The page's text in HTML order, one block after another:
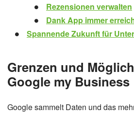
Rezensionen verwalten
Dank App immer
Spannende Zukunft für
Grenzen und
Google my Business
Google sammelt Daten und das